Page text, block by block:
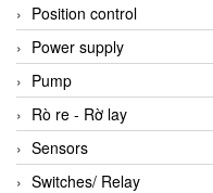
Position control
Power supply
Pump
Rò re - Rờ lay
Sensors
Switches/ Relay